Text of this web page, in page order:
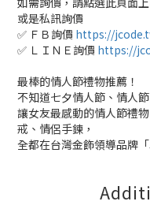
或是私訊詢價
✅ ＦＢ詢價 https://
✅ ＬＩＮＥ詢價 https://
最棒的情人節禮物推薦！
不知道七夕情人節、情人
讓女友最感動的情人節禮
戒、情侶手鍊，
全都在台灣金飾領導品牌